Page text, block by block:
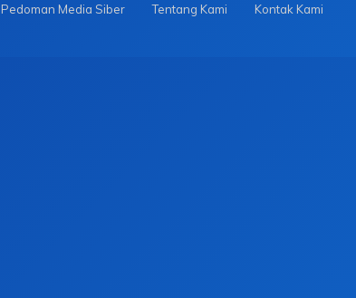
Pedoman Media Siber Tentang Kami Kontak Kami